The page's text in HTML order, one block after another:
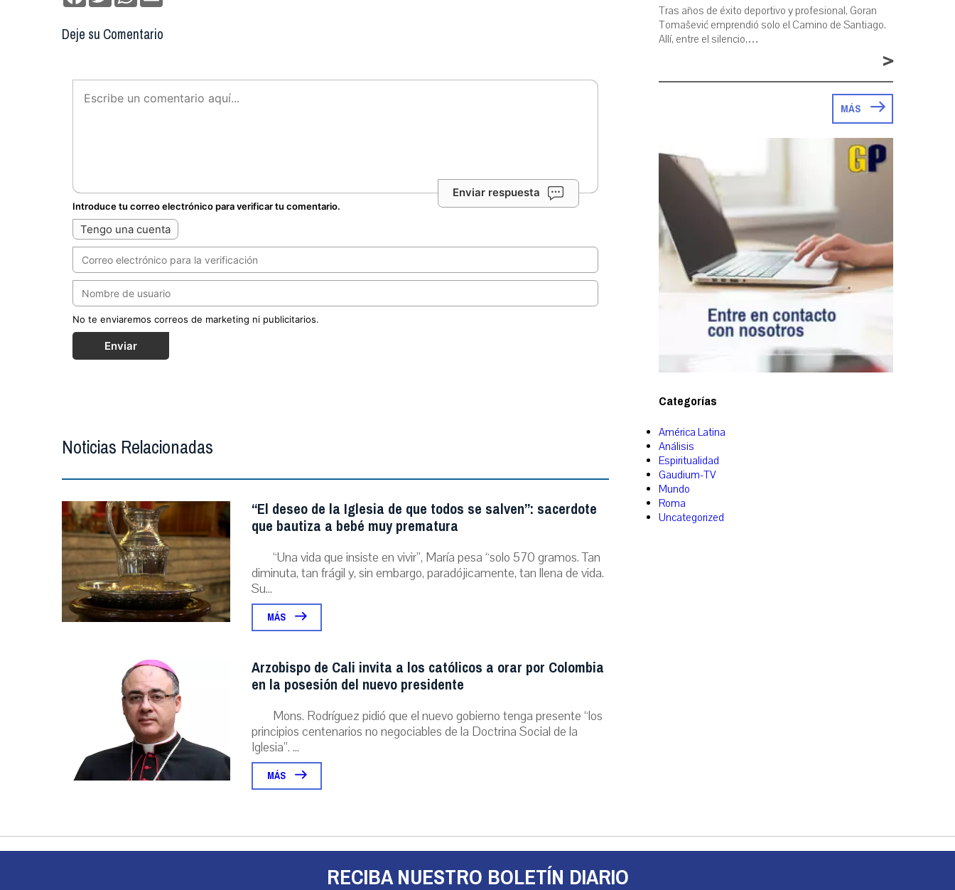
Deje su Comentario
Enviar respuesta
Introduce tu correo electrónico para verificar tu comentario.
Tengo una cuenta
No te enviaremos correos de marketing ni publicitarios.
Enviar
Noticias Relacionadas
“El deseo de la Iglesia de que todos se salven”: sacerdote
que bautiza a bebé muy prematura
“Una vida que insiste en vivir”, María pesa “solo 570 gramos. Tan
diminuta, tan frágil y, sin embargo, paradójicamente, tan llena de vida.
Su...
MÁS
Arzobispo de Cali invita a los católicos a orar por Colombia
en la posesión del nuevo presidente
Mons. Rodríguez pidió que el nuevo gobierno tenga presente “los
principios centenarios no negociables de la Doctrina Social de la
Iglesia”. ...
MÁS
Tras años de éxito deportivo y profesional, Goran
Tomašević emprendió solo el Camino de Santiago.
Allí, entre el silencio,…
>
MÁS
Categorías
América Latina
Análisis
Espiritualidad
Gaudium-TV
Mundo
Roma
Uncategorized
RECIBA NUESTRO BOLETÍN DIARIO